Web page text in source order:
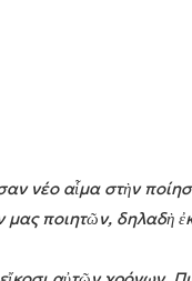
νέο αἷμα στὴν
ποιητῶν, δηλαδὴ